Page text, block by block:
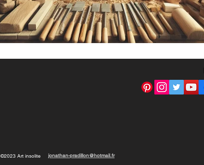
©2023 Art insolite jonathan-pradillon@hotmail.fr